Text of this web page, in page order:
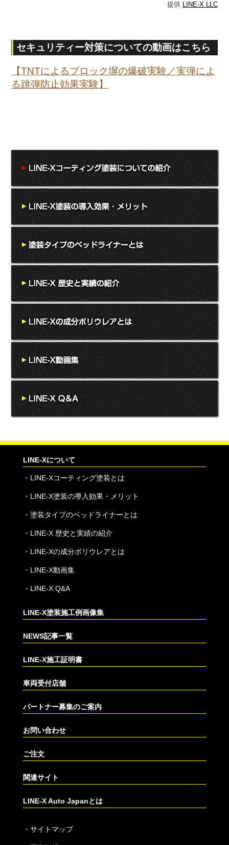
提供 LINE-X LLC
セキュリティー対策についての動画はこちら
【TNTによるブロック塀の爆破実験／実弾によ
る跳弾防止効果実験】
LINE-Xについて
・ LINE-Xコーティング塗装とは
・ LINE-X塗装の導入効果・メリット
・ 塗装タイプのベッドライナーとは
・ LINE-X 歴史と実績の紹介
・ LINE-Xの成分ポリウレアとは
・ LINE-X動画集
・ LINE-X Q&A
LINE-X塗装施工例画像集
NEWS記事一覧
LINE-X施工証明書
車両受付店舗
パートナー募集のご案内
お問い合わせ
ご注文
関連サイト
LINE-X Auto Japanとは
・ サイトマップ